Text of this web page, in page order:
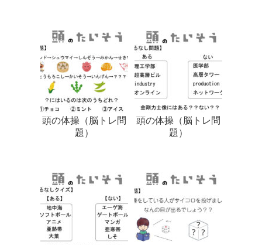
頭の体操（脳トレ問
題）
頭の体操（脳トレ問
題）